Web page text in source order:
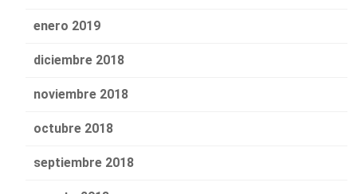
enero 2019
diciembre 2018
noviembre 2018
octubre 2018
septiembre 2018